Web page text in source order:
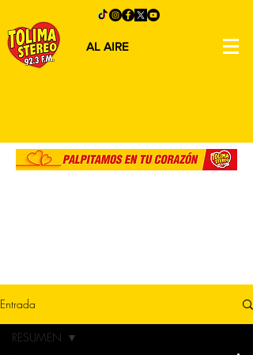
AL AIRE
Entrada
RESUMEN